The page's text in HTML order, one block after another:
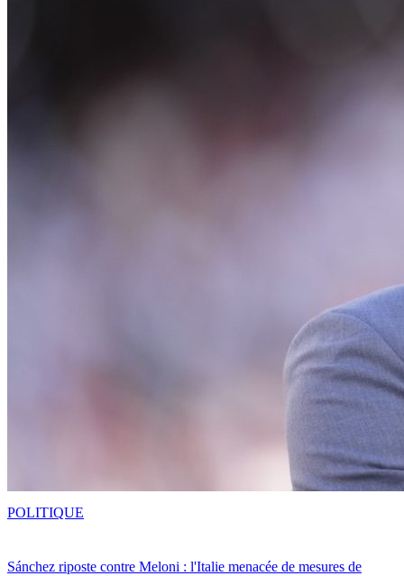
Sánchez riposte contre Meloni : l'Italie menacée de mesures de
POLITIQUE